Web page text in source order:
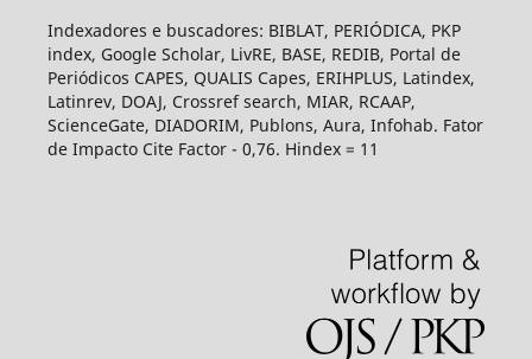
Indexadores e buscadores: BIBLAT, PERIÓDICA, PKP
index, Google Scholar, LivRE, BASE, REDIB, Portal de
Periódicos CAPES, QUALIS Capes, ERIHPLUS, Latindex,
Latinrev, DOAJ, Crossref search, MIAR, RCAAP,
ScienceGate, DIADORIM, Publons, Aura, Infohab. Fator
de Impacto Cite Factor - 0,76. Hindex = 11